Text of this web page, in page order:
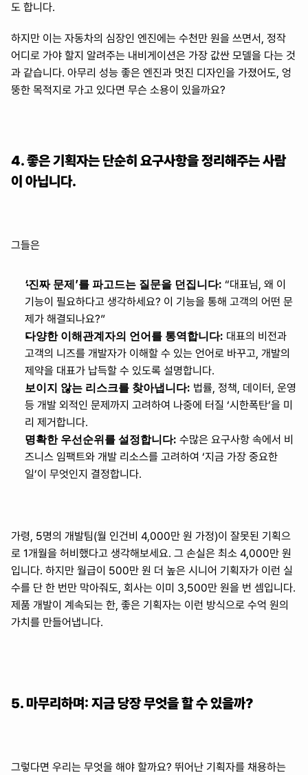
도 합니다.
하지만 이는 자동차의 심장인 엔진에는 수천만 원을 쓰면서, 정작
어디로 가야 할지 알려주는 내비게이션은 가장 값싼 모델을 다는 것
과 같습니다. 아무리 성능 좋은 엔진과 멋진 디자인을 가졌어도, 엉
뚱한 목적지로 가고 있다면 무슨 소용이 있을까요?
4. 좋은 기획자는 단순히 요구사항을 정리해주는 사람
이 아닙니다.
그들은
‘진짜 문제’를 파고드는 질문을 던집니다: “대표님, 왜 이
기능이 필요하다고 생각하세요? 이 기능을 통해 고객의 어떤 문
제가 해결되나요?”
다양한 이해관계자의 언어를 통역합니다: 대표의 비전과
고객의 니즈를 개발자가 이해할 수 있는 언어로 바꾸고, 개발의
제약을 대표가 납득할 수 있도록 설명합니다.
보이지 않는 리스크를 찾아냅니다: 법률, 정책, 데이터, 운영
등 개발 외적인 문제까지 고려하여 나중에 터질 ‘시한폭탄’을 미
리 제거합니다.
명확한 우선순위를 설정합니다: 수많은 요구사항 속에서 비
즈니스 임팩트와 개발 리소스를 고려하여 ‘지금 가장 중요한
일’이 무엇인지 결정합니다.
가령, 5명의 개발팀(월 인건비 4,000만 원 가정)이 잘못된 기획으
로 1개월을 허비했다고 생각해보세요. 그 손실은 최소 4,000만 원
입니다. 하지만 월급이 500만 원 더 높은 시니어 기획자가 이런 실
수를 단 한 번만 막아줘도, 회사는 이미 3,500만 원을 번 셈입니다.
제품 개발이 계속되는 한, 좋은 기획자는 이런 방식으로 수억 원의
가치를 만들어냅니다.
5. 마무리하며: 지금 당장 무엇을 할 수 있을까?
그렇다면 우리는 무엇을 해야 할까요? 뛰어난 기획자를 채용하는